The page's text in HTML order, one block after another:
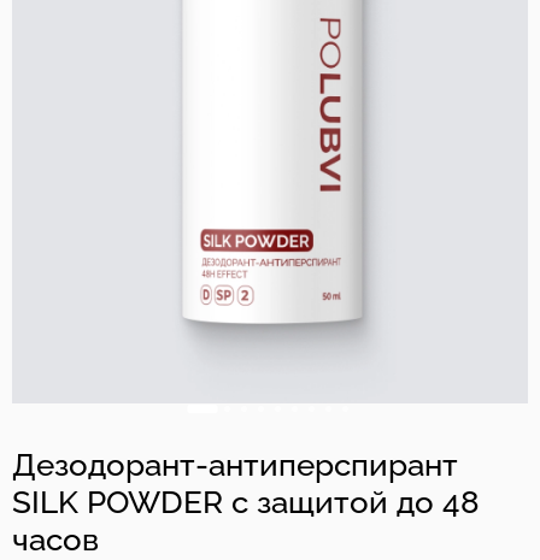
Дезодорант-антиперспирант
SILK POWDER с защитой до 48
часов